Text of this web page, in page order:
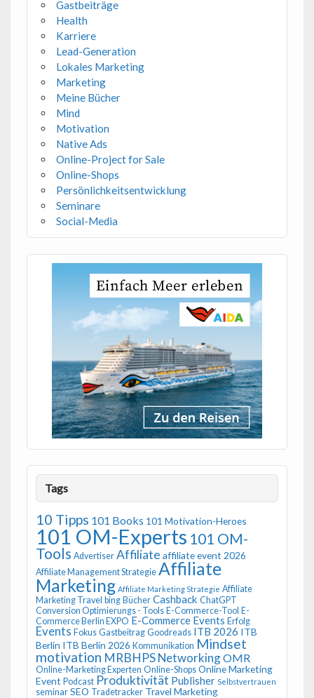
Gastbeiträge
Health
Karriere
Lead-Generation
Lokales Marketing
Marketing
Meine Bücher
Mind
Motivation
Native Ads
Online-Project for Sale
Online-Shops
Persönlichkeitsentwicklung
Seminare
Social-Media
Tags
10 Tipps 101 Books 101 Motivation-Heroes
101 OM-Experts 101 OM-
Tools Advertiser Affiliate affiliate event 2026
Affiliate Management Strategie Affiliate
Marketing Affiliate Marketing Strategie Affiliate
Marketing Travel bing Bücher Cashback ChatGPT
Conversion Optimierungs - Tools E-Commerce-Tool E-
Commerce Berlin EXPO E-Commerce Events Erfolg
Events Fokus Gastbeitrag Goodreads ITB 2026 ITB
Berlin ITB Berlin 2026 Kommunikation Mindset
motivation MRBHPSNetworkingOMR
Online-Marketing Experten Online-Shops Online Marketing
Event Podcast Produktivität Publisher Selbstvertrauen
seminar SEO Tradetracker Travel Marketing